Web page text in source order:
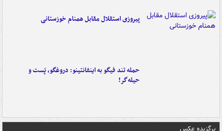
پیروزی استقلال مقابل همنام خوزستانی
حمله تند فیگو به اینفانتینو: دروغگو، پَست‌ و
حیله‌گر!
برگزیده عکس